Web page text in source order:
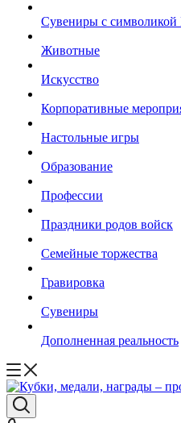
Сувениры с символикой
Животные
Искусство
Корпоративные
Настольные игры
Образование
Профессии
Праздники родов войск
Семейные торжества
Гравировка
Сувениры
Дополненная реальность